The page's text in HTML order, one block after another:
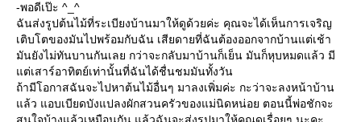
-พอดีเป๊ะ ^_^
ฉันส่งรูปต้นไม้ที่ระเบียงบ้านมาให้ดูด้วยค่ะ คุณจะได้เห็นการเจริญ
เติบโตของมันไปพร้อมกับฉัน เสียดายที่ฉันต้องออกจากบ้านแต่เช้า
มันยังไม่ทันบานกันเลย กว่าจะกลับมาบ้านก็เย็น มันก็หุบหมดแล้ว มี
ต่เสาร์อาทิตย์เท่านั้นที่ฉันได้ชื่นชมมันทั้งวัน
ถ้ามีโอกาสฉันจะไปหาต้นไม้อื่นๆ มาลงเพิ่มค่ะ กะว่าจะลงหน้าบ้าน
ล้ว แอบเบียดบังแปลงผักสวนครัวของแม่นิดหน่อย ตอนนี้พ่อชักจะ